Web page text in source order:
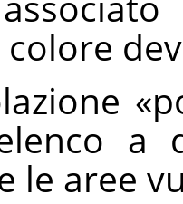
colore
«
a
le aree